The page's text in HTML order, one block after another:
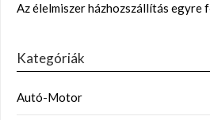
Az élelmiszer házhozszállítás egyre
Kategóriák
Autó-Motor